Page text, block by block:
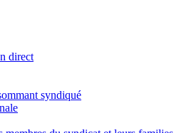
direct
syndiqué